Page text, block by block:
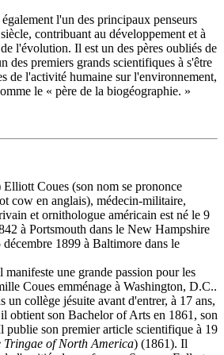
l'un des principaux penseurs
contribuant au développement et à
l'évolution. Il est un des pères oubliés de
des premiers grands scientifiques à s'être
de l'activité humaine sur l'environnement,
le « père de la biogéographie. »
Coues (son nom se prononce
cow en anglais), médecin-militaire,
et ornithologue américain est né le 9
à Portsmouth dans le New Hampshire
1899 à Baltimore dans le
manifeste une grande passion pour les
Coues emménage à Washington, D.C..
un collège jésuite avant d'entrer, à 17 ans,
obtient son Bachelor of Arts en 1861, son
publie son premier article scientifique à 19
of North America) (1861). Il